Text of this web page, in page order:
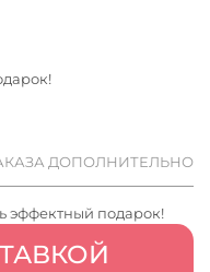
ДОПОЛНИТЕЛЬНО
эффектный подарок!